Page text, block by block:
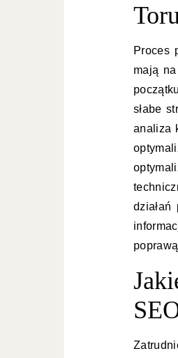
Proces
mają
słabe
analiza